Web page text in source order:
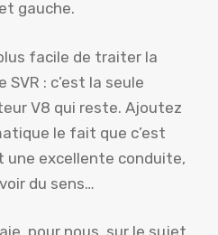
gauche.
facile de traiter la
SVR : c’est la seule
V8 qui reste. Ajoutez
le fait que c’est
une excellente conduite,
du sens…